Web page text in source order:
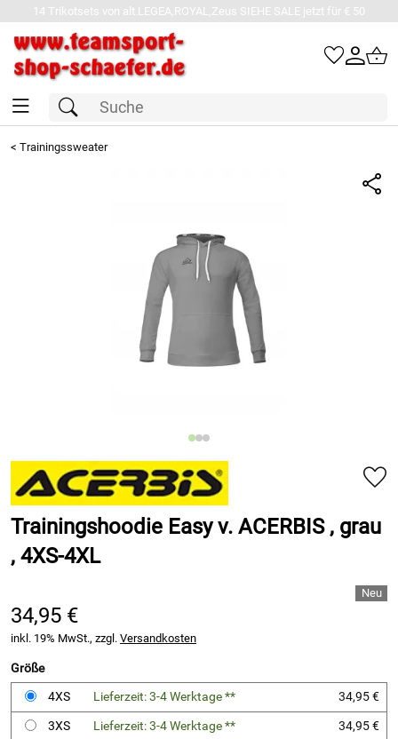
14 Trikotsets von alt.LEGEA,ROYAL,Zeus SIEHE SALE jetzt für € 50
< Trainingssweater
Trainingshoodie Easy v. ACERBIS , grau
, 4XS-4XL
34,95 €
inkl. 19% MwSt., zzgl. Versandkosten
Größe
4XS
Lieferzeit: 3-4 Werktage **
34,95 €
3XS
Lieferzeit: 3-4 Werktage **
34,95 €